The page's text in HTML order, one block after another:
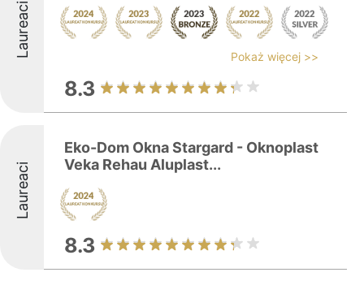
Laureaci Pokaż więcej >>
8.3
Laureaci
Eko-Dom Okna Stargard - Oknoplast
Veka Rehau Aluplast...
8.3